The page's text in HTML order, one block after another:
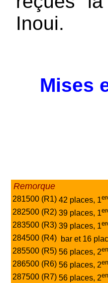
Inoui.
Mises
Remorque
281500 (R1) 42 places, 1
282500 (R2) 39 places, 1
283500 (R3) 39 places, 1
284500 (R4) bar et 16
285500 (R5) 56 places, 2
286500 (R6) 56 places, 2
287500 (R7) 56 places, 2